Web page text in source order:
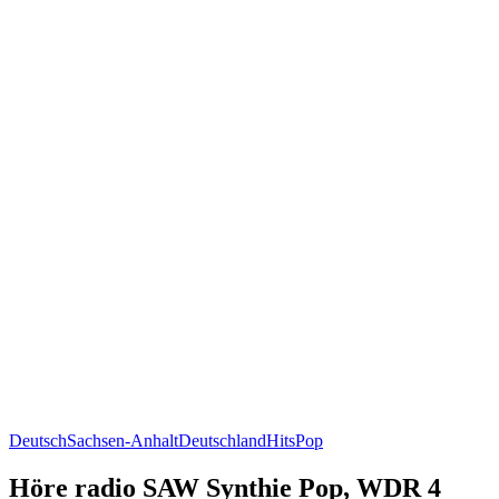
DeutschSachsen-AnhaltDeutschlandHitsPop
Höre radio SAW Synthie Pop, WDR 4